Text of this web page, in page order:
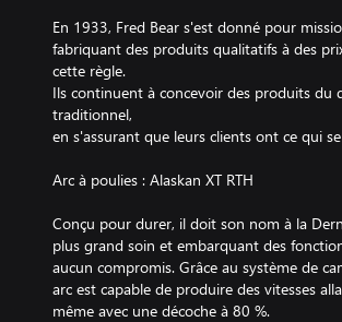
En 1933, Fred Bear s'est donné pour
fabriquant des produits qualitatifs à des
cette règle.
Ils continuent à concevoir des produits du
traditionnel,
en s'assurant que leurs clients ont ce qui
Arc à poulies : Alaskan XT RTH
Conçu pour durer, il doit son nom à la
plus grand soin et embarquant des
aucun compromis. Grâce au système de
arc est capable de produire des vitesses
même avec une décoche à 80 %.